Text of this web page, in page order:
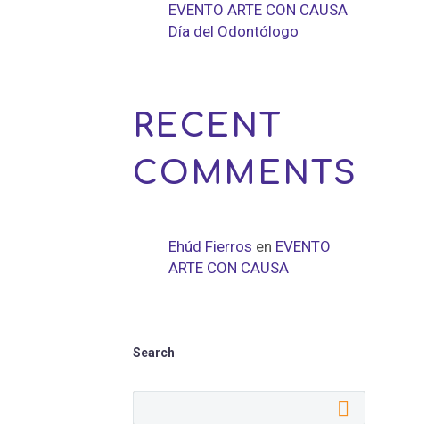
EVENTO ARTE CON CAUSA
Día del Odontólogo
RECENT
COMMENTS
Ehúd Fierros en EVENTO
ARTE CON CAUSA
Search